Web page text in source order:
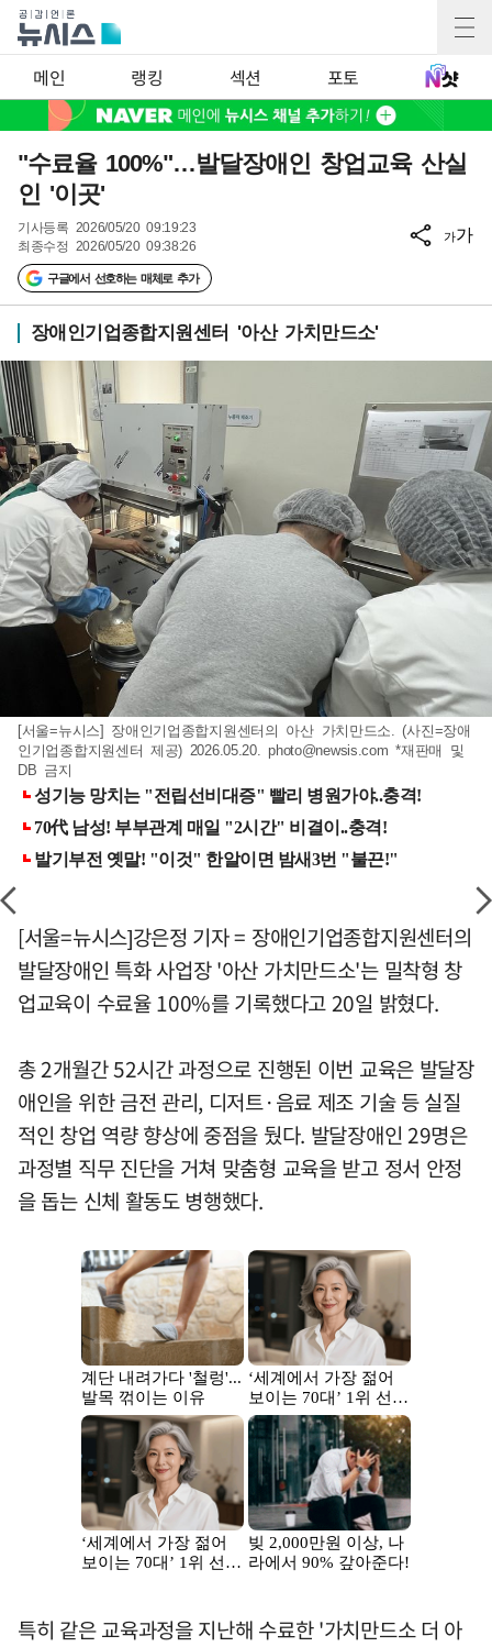
메인 랭킹 섹션 포토
"수료율 100%"…발달장애인 창업교육 산실
인 '이곳'
기사등록 2026/05/20 09:19:23
최종수정 2026/05/20 09:38:26
구글에서 선호하는 매체로 추가
가가
장애인기업종합지원센터 '아산 가치만드소'
[서울=뉴시스] 장애인기업종합지원센터의 아산 가치만드소. (사진=장애
인기업종합지원센터 제공) 2026.05.20.photo@newsis.com *재판매 및
DB 금지
[서울=뉴시스]강은정 기자 = 장애인기업종합지원센터의
발달장애인 특화 사업장 '아산 가치만드소'는 밀착형 창
업교육이 수료율 100%를 기록했다고 20일 밝혔다.
총 2개월간 52시간 과정으로 진행된 이번 교육은 발달장
애인을 위한 금전 관리, 디저트·음료 제조 기술 등 실질
적인 창업 역량 향상에 중점을 뒀다. 발달장애인 29명은
과정별 직무 진단을 거쳐 맞춤형 교육을 받고 정서 안정
을 돕는 신체 활동도 병행했다.
특히 같은 교육과정을 지난해 수료한 '가치만드소 더 아